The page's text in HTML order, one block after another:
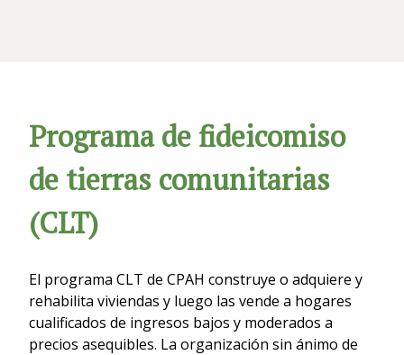
Programa de fideicomiso
de tierras comunitarias
(CLT)
El programa CLT de CPAH construye o adquiere y
rehabilita viviendas y luego las vende a hogares
cualificados de ingresos bajos y moderados a
precios asequibles. La organización sin ánimo de